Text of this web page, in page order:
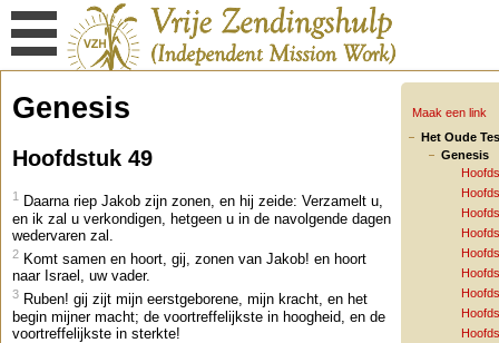
Maak een link
Het Oude
Genesis
Genesis
Hoofdstuk 49
1
Daarna riep Jakob zijn zonen, en hij zeide: Verzamelt u,
en ik zal u verkondigen, hetgeen u in de navolgende dagen
wedervaren zal.
2 Komt samen en hoort, gij, zonen van Jakob! en hoort
naar Israel, uw vader.
3 Ruben! gij zijt mijn eerstgeborene, mijn kracht, en het
begin mijner macht; de voortreffelijkste in hoogheid, en de
voortreffelijkste in sterkte!